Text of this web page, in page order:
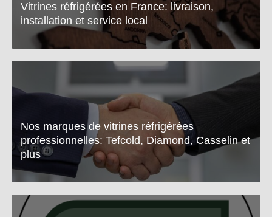
Vitrines réfrigérées en France: livraison,
installation et service local
Nos marques de vitrines réfrigérées
professionnelles: Tefcold, Diamond, Casselin et
plus